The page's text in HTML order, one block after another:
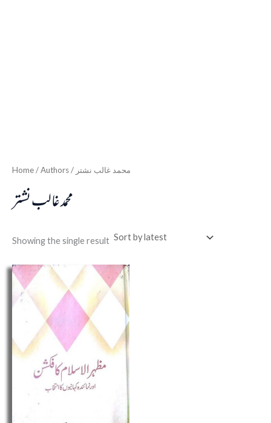
Home / Authors / محمد غالب نشتر
محمد غالب نشتر
Showing the single result